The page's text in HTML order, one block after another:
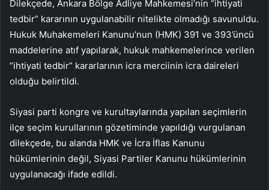
Dilekçede, Ankara Bölge Adliye Mahkemesi’nin “ihtiyati
tedbir” kararının uygulanabilir nitelikte olmadığı savunuldu.
Hukuk Muhakemeleri Kanunu’nun (HMK) 391 ve 393’üncü
maddelerine atıf yapılarak, hukuk mahkemelerince verilen
“ihtiyati tedbir” kararlarının icra merciinin icra daireleri
olduğu belirtildi.
Siyasi parti kongre ve kurultaylarında yapılan seçimlerin
ilçe seçim kurullarının gözetiminde yapıldığı vurgulanan
dilekçede, bu alanda HMK ve İcra İflas Kanunu
hükümlerinin değil, Siyasi Partiler Kanunu hükümlerinin
uygulanacağı ifade edildi.